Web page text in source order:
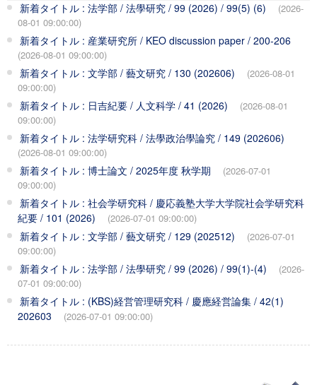
新着タイトル : 法学部 / 法學研究 / 99 (2026) / 99(5) (6)
(2026-
08-01 09:00:00)
新着タイトル : 産業研究所 / KEO discussion paper / 200-206
(2026-08-01 09:00:00)
新着タイトル : 文学部 / 藝文研究 / 130 (202606)
(2026-08-01
09:00:00)
新着タイトル : 日吉紀要 / 人文科学 / 41 (2026)
(2026-08-01
09:00:00)
新着タイトル : 法学研究科 / 法學政治學論究 / 149 (202606)
(2026-08-01 09:00:00)
新着タイトル : 博士論文 / 2025年度 秋学期
(2026-07-01
09:00:00)
新着タイトル : 社会学研究科 / 慶応義塾大学大学院社会学研究科
紀要 / 101 (2026)
(2026-07-01 09:00:00)
新着タイトル : 文学部 / 藝文研究 / 129 (202512)
(2026-07-01
09:00:00)
新着タイトル : 法学部 / 法學研究 / 99 (2026) / 99(1)-(4)
(2026-
07-01 09:00:00)
新着タイトル : (KBS)経営管理研究科 / 慶應経営論集 / 42(1)
202603
(2026-07-01 09:00:00)